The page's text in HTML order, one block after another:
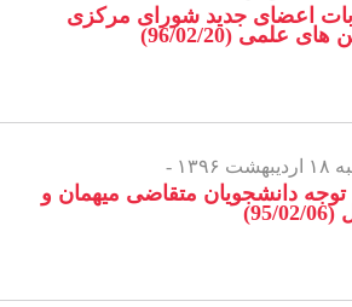
اعضای جدید شورای مرکزی
علمی (96/02/20)
-
توجه دانشجویان متقاضی میهمان و